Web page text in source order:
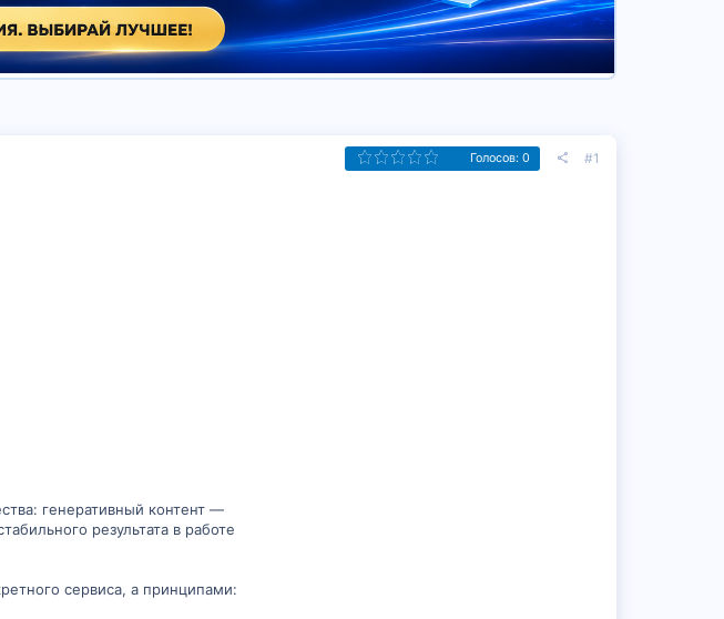
Голосов: 0 #1
генеративный контент —
результата в работе
сервиса, а принципами: